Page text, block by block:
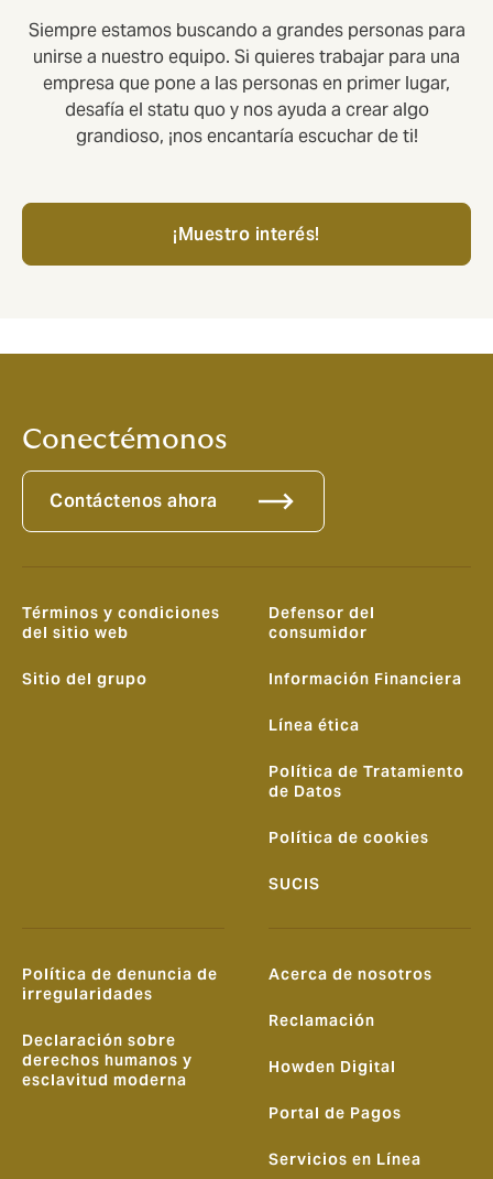
Siempre estamos buscando a grandes personas para
unirse a nuestro equipo. Si quieres trabajar para una
empresa que pone a las personas en primer lugar,
desafía el statu quo y nos ayuda a crear algo
grandioso, ¡nos encantaría escuchar de ti!
¡Muestro interés!
Conectémonos
Contáctenos ahora
Términos y condiciones
del sitio web
Sitio del grupo
Defensor del
consumidor
Información Financiera
Línea ética
Política de Tratamiento
de Datos
Política de cookies
SUCIS
Política de denuncia de
irregularidades
Declaración sobre
derechos humanos y
esclavitud moderna
Acerca de nosotros
Reclamación
Howden Digital
Portal de Pagos
Servicios en Línea